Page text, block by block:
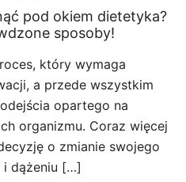
pod okiem dietetyka?
sposoby!
który wymaga
a przede wszystkim
opartego na
organizmu. Coraz więcej
o zmianie swojego
i dążeniu […]